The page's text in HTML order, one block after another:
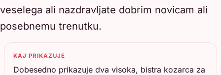
veselega ali nazdravljate dobrim novicam ali
posebnemu trenutku.
KAJ PRIKAZUJE
Dobesedno prikazuje dva visoka, bistra kozarca za